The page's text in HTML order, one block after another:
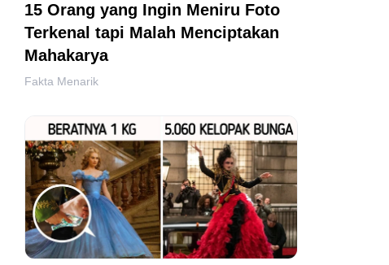
15 Orang yang Ingin Meniru Foto
Terkenal tapi Malah Menciptakan
Mahakarya
Fakta Menarik